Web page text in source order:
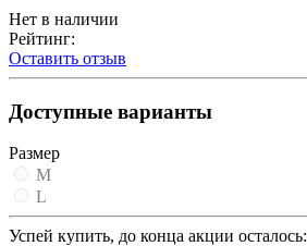
Нет в наличии
Рейтинг:
Оставить отзыв
Доступные варианты
Размер
M
L
Успей купить, до конца акции осталось: